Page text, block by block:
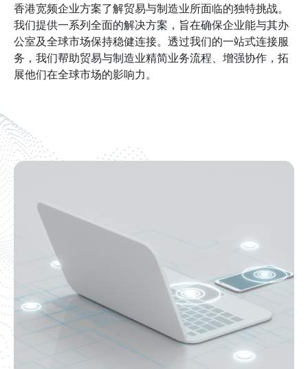
香港宽频企业方案了解贸易与制造业所面临的独特挑战。
我们提供一系列全面的解决方案，旨在确保企业能与其办
公室及全球市场保持稳健连接。透过我们的一站式连接服
务，我们帮助贸易与制造业精简业务流程、增强协作，拓
展他们在全球市场的影响力。